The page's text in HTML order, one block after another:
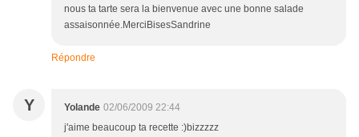
nous ta tarte sera la bienvenue avec une bonne salade
assaisonnée.MerciBisesSandrine
Répondre
Y Yolande 02/06/2009 22:44
j'aime beaucoup ta recette :)bizzzzz